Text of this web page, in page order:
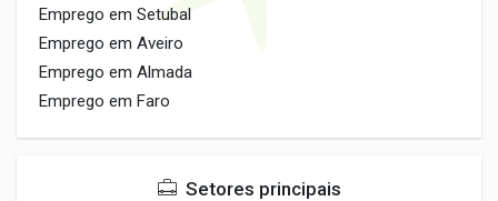
Emprego em Setubal
Emprego em Aveiro
Emprego em Almada
Emprego em Faro
Setores principais